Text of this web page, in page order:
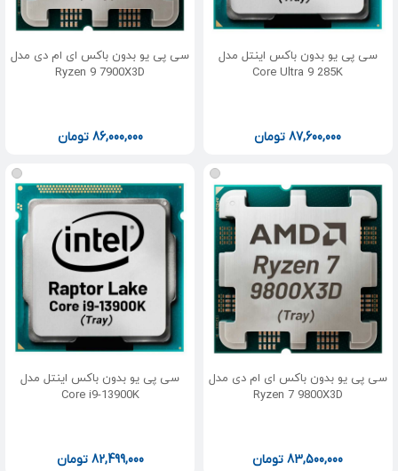
سی پی یو بدون باکس اینتل مدل
Core Ultra 9 285K
87,600,000تومان
سی پی یو بدون باکس ای ام دی مدل
Ryzen 9 7900X3D
86,000,000 تومان
سی پی یو بدون باکس ای ام دی مدل
Ryzen 7 9800X3D
83,500,000تومان
سی پی یو بدون باکس اینتل مدل
Core i9-13900K
82,499,000 تومان